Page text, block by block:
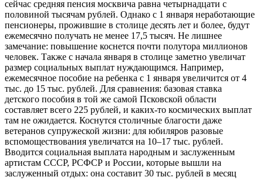
сейчас средняя пенсия москвича равна четырнадцати с
половиной тысячам рублей. Однако с 1 января неработающие
пенсионеры, прожившие в столице десять лет и более, будут
ежемесячно получать не менее 17,5 тысяч. Не лишнее
замечание: повышение коснется почти полутора миллионов
человек. Также с начала января в столице заметно увеличат
размер социальных выплат нуждающимся. Например,
ежемесячное пособие на ребенка с 1 января увеличится от 4
тыс. до 15 тыс. рублей. Для сравнения: базовая ставка
детского пособия в той же самой Псковской области
составляет всего 225 рублей, и каких-то космических выплат
там не ожидается. Коснутся столичные благости даже
ветеранов супружеской жизни: для юбиляров разовые
вспомоществования увеличатся на 10–17 тыс. рублей.
Вводится социальная выплата народным и заслуженным
артистам СССР, РСФСР и России, которые вышли на
заслуженный отдых: она составит 30 тыс. рублей в месяц